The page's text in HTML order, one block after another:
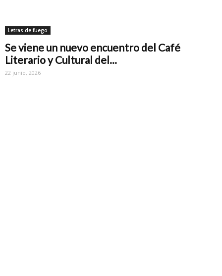
Letras de fuego
Se viene un nuevo encuentro del Café
Literario y Cultural del...
22 junio, 2026